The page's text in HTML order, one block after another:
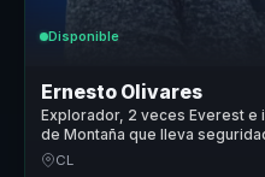
Disponible
Ernesto Olivares
Explorador, 2 veces Everest e
de Montaña que lleva
presión.
CL